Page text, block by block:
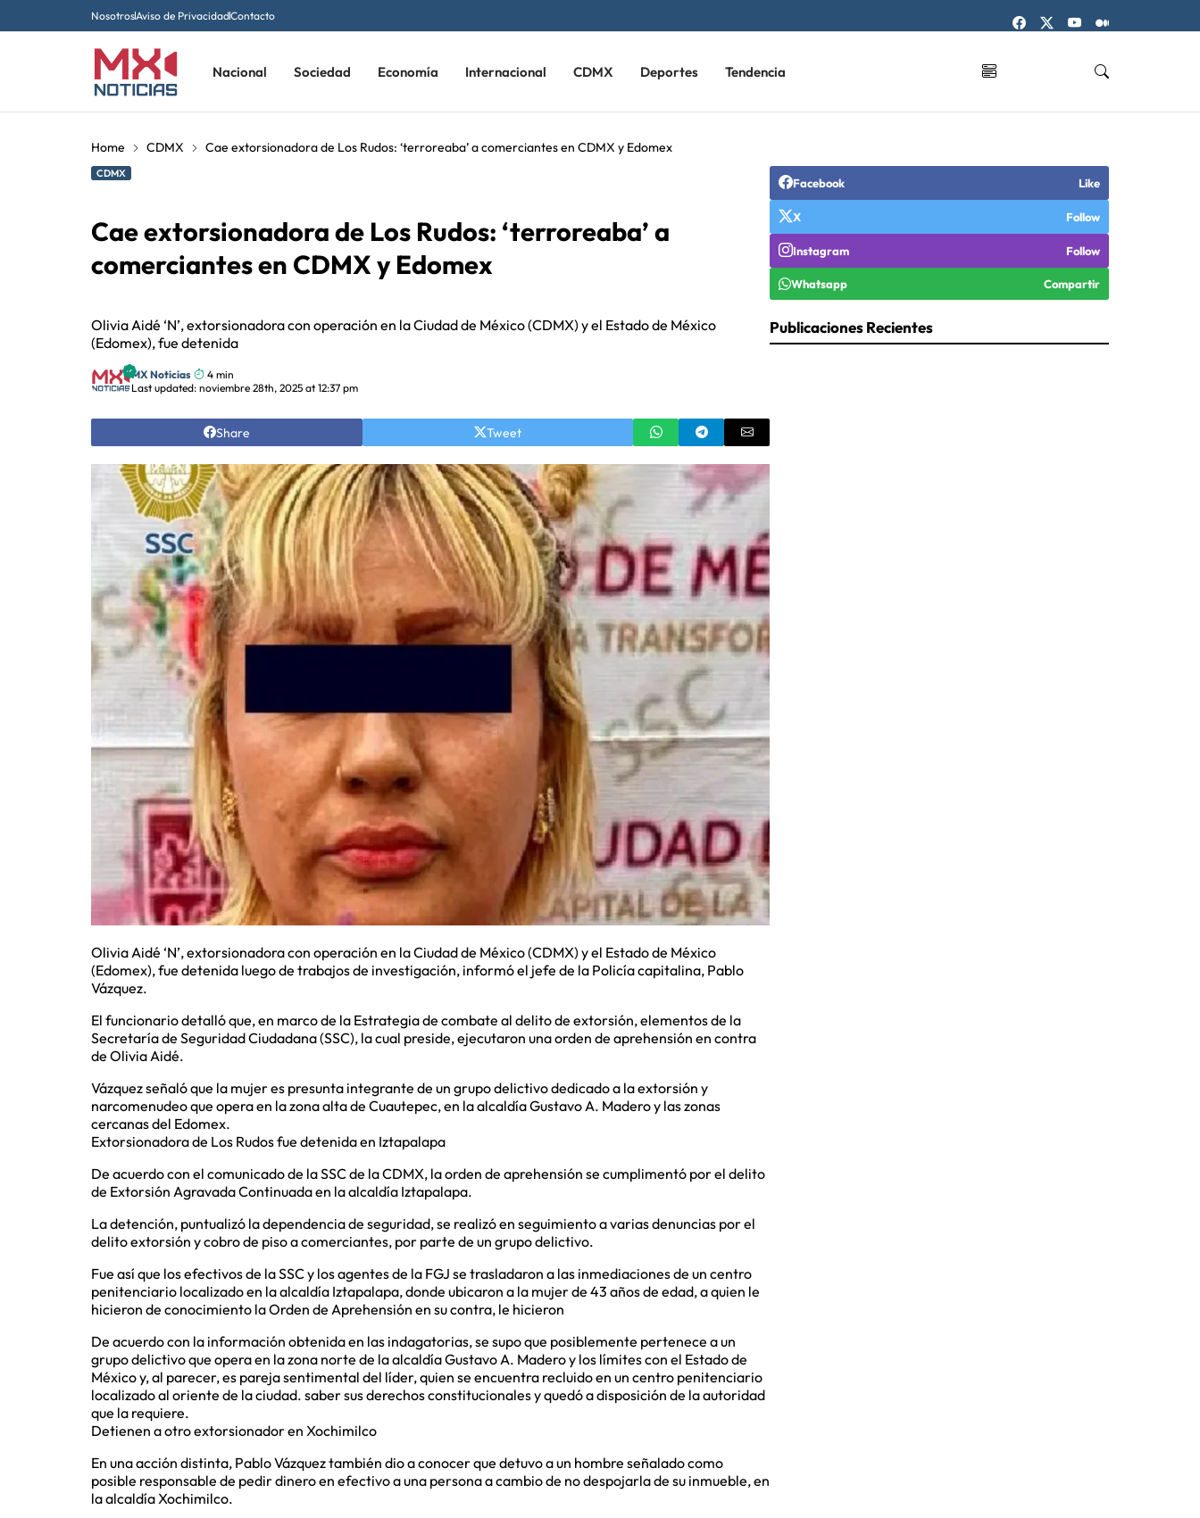
NosotrosAviso de PrivacidadContacto
Nacional Sociedad Economía Internacional CDMX Deportes Tendencia
Home CDMX Cae extorsionadora de Los Rudos: ‘terroreaba’ a comerciantes en CDMX y Edomex
CDMX
Cae extorsionadora de Los Rudos: ‘terroreaba’ a
comerciantes en CDMX y Edomex
Olivia Aidé ‘N’, extorsionadora con operación en la Ciudad de México (CDMX) y el Estado de México
(Edomex), fue detenida
MX Noticias
4 min
Last updated: noviembre 28th, 2025 at 12:37 pm
Share Tweet
Olivia Aidé ‘N’, extorsionadora con operación en la Ciudad de México (CDMX) y el Estado de México
(Edomex), fue detenida luego de trabajos de investigación, informó el jefe de la Policía capitalina, Pablo
Vázquez.
El funcionario detalló que, en marco de la Estrategia de combate al delito de extorsión, elementos de la
Secretaría de Seguridad Ciudadana (SSC), la cual preside, ejecutaron una orden de aprehensión en contra
de Olivia Aidé.
Vázquez señaló que la mujer es presunta integrante de un grupo delictivo dedicado a la extorsión y
narcomenudeo que opera en la zona alta de Cuautepec, en la alcaldía Gustavo A. Madero y las zonas
cercanas del Edomex.
Extorsionadora de Los Rudos fue detenida en Iztapalapa
De acuerdo con el comunicado de la SSC de la CDMX, la orden de aprehensión se cumplimentó por el delito
de Extorsión Agravada Continuada en la alcaldía Iztapalapa.
La detención, puntualizó la dependencia de seguridad, se realizó en seguimiento a varias denuncias por el
delito extorsión y cobro de piso a comerciantes, por parte de un grupo delictivo.
Fue así que los efectivos de la SSC y los agentes de la FGJ se trasladaron a las inmediaciones de un centro
penitenciario localizado en la alcaldía Iztapalapa, donde ubicaron a la mujer de 43 años de edad, a quien le
hicieron de conocimiento la Orden de Aprehensión en su contra, le hicieron
De acuerdo con la información obtenida en las indagatorias, se supo que posiblemente pertenece a un
grupo delictivo que opera en la zona norte de la alcaldía Gustavo A. Madero y los límites con el Estado de
México y, al parecer, es pareja sentimental del líder, quien se encuentra recluido en un centro penitenciario
localizado al oriente de la ciudad. saber sus derechos constitucionales y quedó a disposición de la autoridad
que la requiere.
Detienen a otro extorsionador en Xochimilco
En una acción distinta, Pablo Vázquez también dio a conocer que detuvo a un hombre señalado como
posible responsable de pedir dinero en efectivo a una persona a cambio de no despojarla de su inmueble, en
la alcaldía Xochimilco.
Facebook Like
X Follow
Instagram Follow
Whatsapp Compartir
Publicaciones Recientes